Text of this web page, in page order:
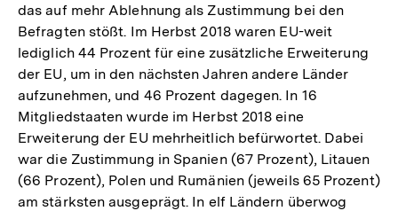
das auf mehr Ablehnung als Zustimmung bei den
Befragten stößt. Im Herbst 2018 waren EU-weit
lediglich 44 Prozent für eine zusätzliche Erweiterung
der EU, um in den nächsten Jahren andere Länder
aufzunehmen, und 46 Prozent dagegen. In 16
Mitgliedstaaten wurde im Herbst 2018 eine
Erweiterung der EU mehrheitlich befürwortet. Dabei
war die Zustimmung in Spanien (67 Prozent), Litauen
(66 Prozent), Polen und Rumänien (jeweils 65 Prozent)
am stärksten ausgeprägt. In elf Ländern überwog